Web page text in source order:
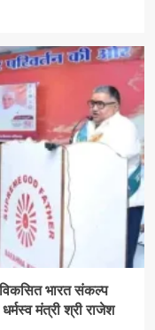
विकसित भारत संकल्प
मंत्री श्री राजेश